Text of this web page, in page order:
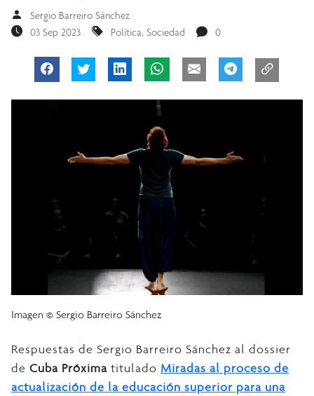
Sergio Barreiro Sánchez
03 Sep 2023
Política, Sociedad 0
Imagen © Sergio Barreiro Sánchez
Respuestas de Sergio Barreiro Sánchez al dossier
de Cuba Próxima titulado Miradas al proceso de
actualización de la educación superior para una